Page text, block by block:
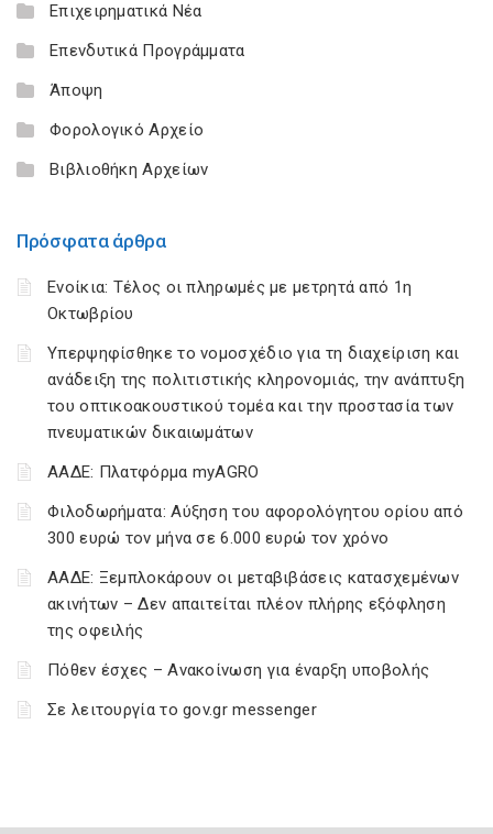
Επιχειρηματικά Νέα
Επενδυτικά Προγράμματα
Άποψη
Φορολογικό Αρχείο
Βιβλιοθήκη Αρχείων
Πρόσφατα άρθρα
Ενοίκια: Τέλος οι πληρωμές με μετρητά από 1η
Οκτωβρίου
Υπερψηφίσθηκε το νομοσχέδιο για τη διαχείριση και
ανάδειξη της πολιτιστικής κληρονομιάς, την ανάπτυξη
του οπτικοακουστικού τομέα και την προστασία των
πνευματικών δικαιωμάτων
ΑΑΔΕ: Πλατφόρμα myAGRO
Φιλοδωρήματα: Αύξηση του αφορολόγητου ορίου από
300 ευρώ τον μήνα σε 6.000 ευρώ τον χρόνο
ΑΑΔΕ: Ξεμπλοκάρουν οι μεταβιβάσεις κατασχεμένων
ακινήτων – Δεν απαιτείται πλέον πλήρης εξόφληση
της οφειλής
Πόθεν έσχες – Ανακοίνωση για έναρξη υποβολής
Σε λειτουργία το gov.gr messenger